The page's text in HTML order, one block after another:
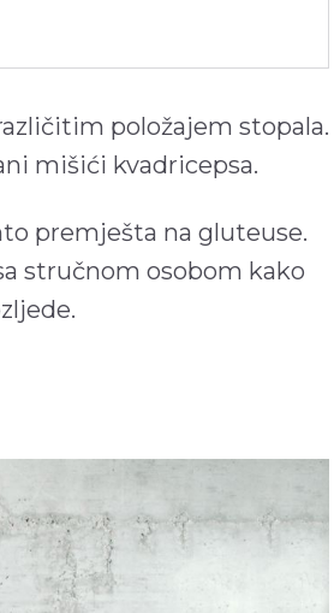
položajem stopala.
mišići kvadricepsa.
premješta na gluteuse.
stručnom osobom kako